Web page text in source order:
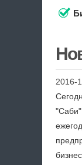
2016-
"Саби"